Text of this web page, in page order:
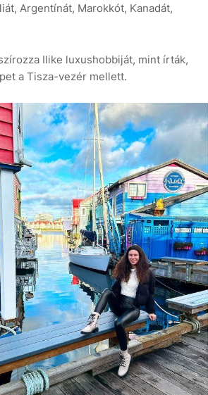
Argentínát, Marokkót, Kanadát,
Ilike luxushobbiját, mint írták,
a Tisza-vezér mellett.